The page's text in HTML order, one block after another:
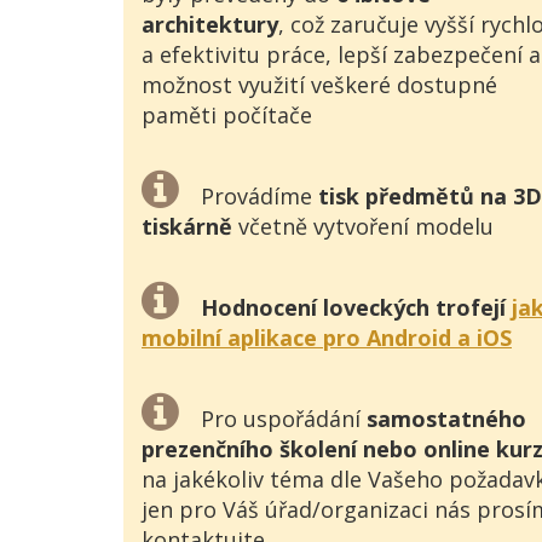
architektury, což zaručuje vyšší
a efektivitu práce, lepší zabezpečení a
možnost využití veškeré dostupné
paměti počítače
Provádíme tisk předmětů na 3D
tiskárně včetně vytvoření modelu
Hodnocení loveckých trofejí
mobilní aplikace pro Android a iOS
Pro uspořádání samostatného
prezenčního školení nebo online
na jakékoliv téma dle Vašeho
jen pro Váš úřad/organizaci nás